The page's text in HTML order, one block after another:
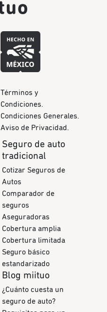
Términos y
Condiciones.
Condiciones Generales.
Aviso de Privacidad.
Seguro de auto
tradicional
Cotizar Seguros de
Autos
Comparador de
seguros
Aseguradoras
Cobertura amplia
Cobertura limitada
Seguro básico
estandarizado
Blog miituo
¿Cuánto cuesta un
seguro de auto?